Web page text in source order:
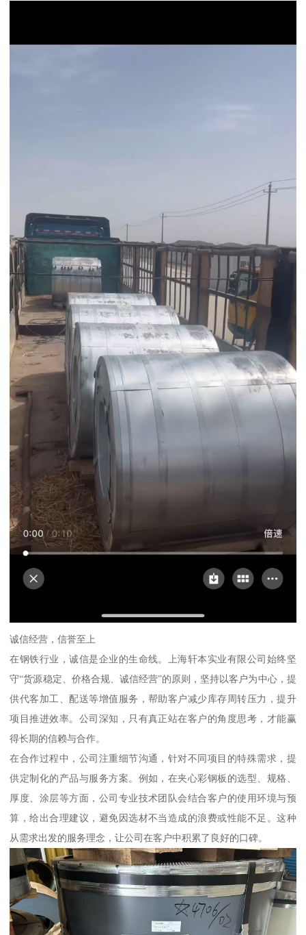
诚信经营，信誉至上
在钢铁行业，诚信是企业的生命线。上海轩本实业有限公司始终坚
守“货源稳定、价格合规、诚信经营”的原则，坚持以客户为中心，提
供代客加工、配送等增值服务，帮助客户减少库存周转压力，提升
项目推进效率。公司深知，只有真正站在客户的角度思考，才能赢
得长期的信赖与合作。
在合作过程中，公司注重细节沟通，针对不同项目的特殊需求，提
供定制化的产品与服务方案。例如，在夹心彩钢板的选型、规格、
厚度、涂层等方面，公司专业技术团队会结合客户的使用环境与预
算，给出合理建议，避免因选材不当造成的浪费或性能不足。这种
从需求出发的服务理念，让公司在客户中积累了良好的口碑。